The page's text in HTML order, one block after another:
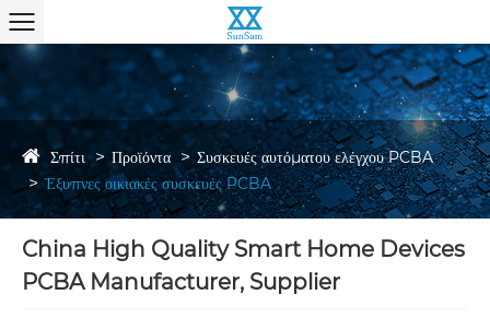
Σπίτι Προϊόντα
Συσκευές αυτόματου ελέγχου PCBA
Έξυπνες οικιακές συσκευές PCBA
China High Quality Smart Home Devices
PCBA Manufacturer, Supplier